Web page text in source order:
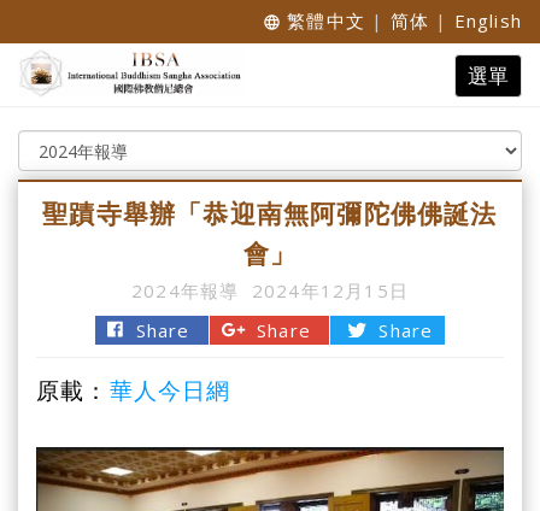
language 繁體中文 | 简体 | English
Toggle
選單
聖蹟寺舉辦「恭迎南無阿彌陀佛佛誕法
會」
2024年報導
2024年12月15日
Share
Share Share
原載： 華人今日網